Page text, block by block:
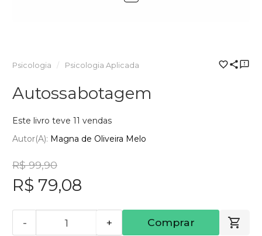
Psicologia Psicologia Aplicada
Autossabotagem
Este livro teve 11 vendas
Autor(a): Magna de Oliveira Melo
R$ 99,90
R$ 79,08
- + Comprar